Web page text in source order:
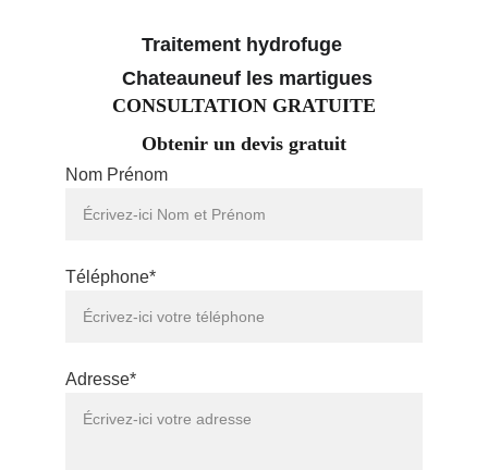
Nom Prénom
Téléphone*
Adresse*
Traitement hydrofuge
Chateauneuf les martigues
CONSULTATION GRATUITE
Obtenir un devis gratuit